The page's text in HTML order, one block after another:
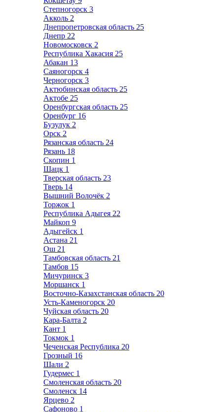
Степногорск 3
Акколь 2
Днепропетровская область 25
Днепр 22
Новомосковск 2
Республика Хакасия 25
Абакан 13
Саяногорск 4
Черногорск 3
Актюбинская область 25
Актобе 25
Оренбургская область 25
Оренбург 16
Бузулук 2
Орск 2
Рязанская область 24
Рязань 18
Скопин 1
Шацк 1
Тверская область 23
Тверь 14
Вышний Волочёк 2
Торжок 1
Республика Адыгея 22
Майкоп 9
Адыгейск 1
Астана 21
Ош 21
Тамбовская область 21
Тамбов 15
Мичуринск 3
Моршанск 1
Восточно-Казахстанская область 20
Усть-Каменогорск 20
Чуйская область 20
Кара-Балта 2
Кант 1
Токмок 1
Чеченская Республика 20
Грозный 16
Шали 2
Гудермес 1
Смоленская область 20
Смоленск 14
Ярцево 2
Сафоново 1